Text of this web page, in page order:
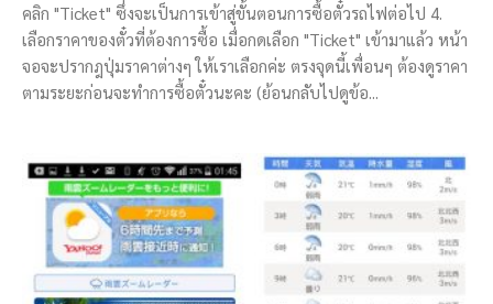
คลิก "Ticket" ซึ่งจะเป็นการเข้าสู่ขั้นตอนการซื้อตั๋วรถไฟต่อไป 4.
เลือกราคาของตั๋วที่ต้องการซื้อ เมื่อกดเลือก "Ticket" เข้ามาแล้ว หน้า
จอจะปรากฎปุ่มราคาต่างๆ ให้เราเลือกค่ะ ตรงจุดนี้เพื่อนๆ ต้องดูราคา
ตามระยะก่อนจะทำการซื้อตั๋วนะคะ (ย้อนกลับไปดูข้อ...